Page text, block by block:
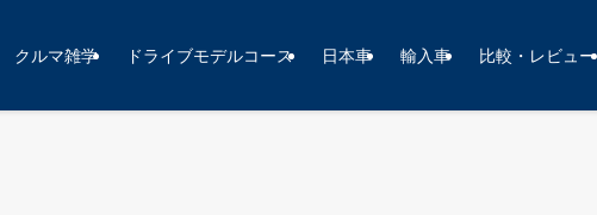
クルマ雑学 ドライブモデルコース 日本車 輸入車 比較・レビュー